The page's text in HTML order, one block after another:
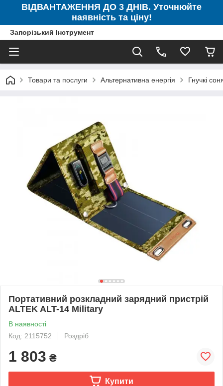
ВІДВАНТАЖЕННЯ ДО 3 ДНІВ. Уточнюйте
наявність та ціну!
Запорізький Інструмент
Товари та послуги Альтернативна енергія Гнучкі
Портативний розкладний зарядний пристрій
ALTEK ALT-14 Military
В наявності
Код: 2115752
Роздріб
1 803 ₴
Купити